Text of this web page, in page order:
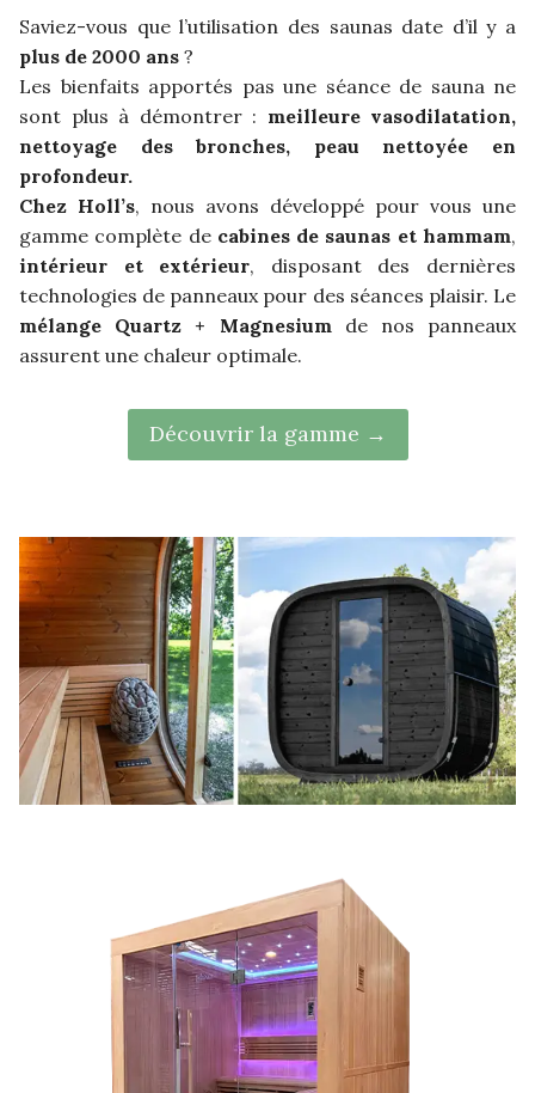
Saviez-vous que l’utilisation des saunas date d’il y a
plus de 2000 ans ?
Les bienfaits apportés pas une séance de sauna ne
sont plus à démontrer : meilleure vasodilatation,
nettoyage
des bronches, peau nettoyée en
profondeur.
Chez Holl’s, nous avons développé pour vous une
gamme complète de cabines de saunas et hammam,
intérieur et extérieur, disposant des dernières
technologies de panneaux pour des séances plaisir. Le
mélange Quartz + Magnesium de nos panneaux
assurent une chaleur optimale.
Découvrir la gamme →